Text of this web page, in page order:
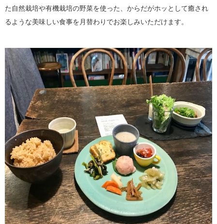
た自然栽培や有機栽培の野菜を使った、からだがホッとして癒され
るような美味しい食事を月替わりでお楽しみいただけます。